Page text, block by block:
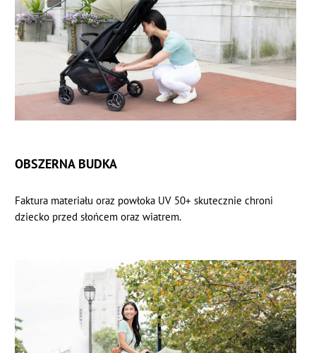
OBSZERNA BUDKA
Faktura materiału oraz powłoka UV 50+ skutecznie chroni
dziecko przed słońcem oraz wiatrem.